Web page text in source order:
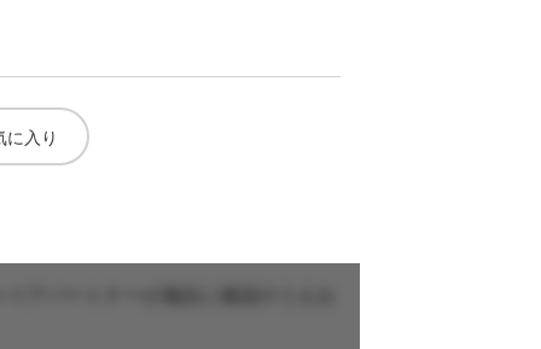
に入り
アパートナーが施設に確認のうえお